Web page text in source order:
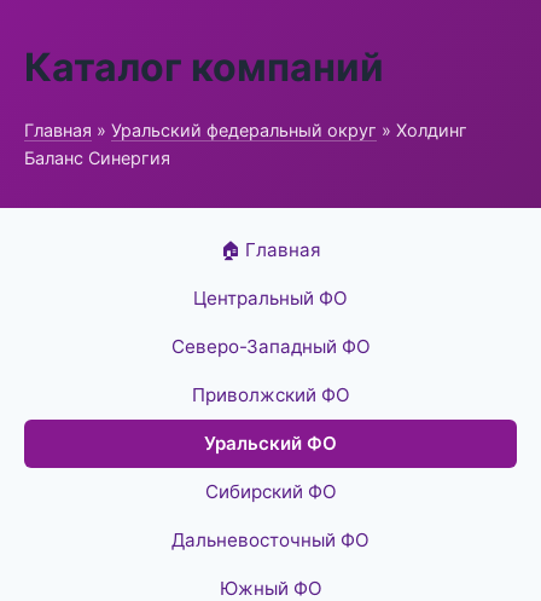
Каталог компаний
Главная » Уральский федеральный округ » Холдинг
Баланс Синергия
🏠 Главная
Центральный ФО
Северо-Западный ФО
Приволжский ФО
Уральский ФО
Сибирский ФО
Дальневосточный ФО
Южный ФО